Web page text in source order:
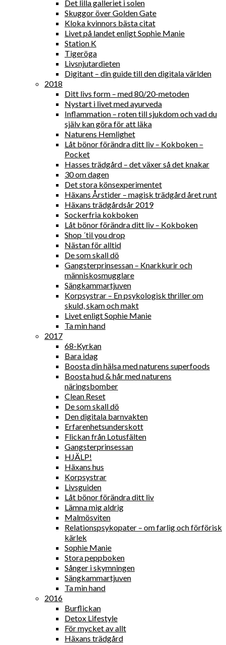
Det lilla galleriet i solen
Skuggor över Golden Gate
Kloka kvinnors bästa citat
Livet på landet enligt Sophie Manie
Station K
Tigeröga
Livsnjutardieten
Digitant – din guide till den digitala världen
2018
Ditt livs form – med 80/20-metoden
Nystart i livet med ayurveda
Inflammation – roten till sjukdom och vad du
själv kan göra för att läka
Naturens Hemlighet
Låt bönor förändra ditt liv – Kokboken –
Pocket
Hasses trädgård – det växer så det knakar
30 om dagen
Det stora könsexperimentet
Häxans Årstider – magisk trädgård året runt
Häxans trädgårdsår 2019
Sockerfria kokboken
Låt bönor förändra ditt liv – Kokboken
Shop ´til you drop
Nästan för alltid
De som skall dö
Gangsterprinsessan – Knarkkurir och
människosmugglare
Sängkammartjuven
Korpsystrar – En psykologisk thriller om
skuld, skam och makt
Livet enligt Sophie Manie
Ta min hand
2017
68-Kyrkan
Bara idag
Boosta din hälsa med naturens superfoods
Boosta hud & hår med naturens
näringsbomber
Clean Reset
De som skall dö
Den digitala barnvakten
Erfarenhetsunderskott
Flickan från Lotusfälten
Gangsterprinsessan
HJÄLP!
Häxans hus
Korpsystrar
Livsguiden
Låt bönor förändra ditt liv
Lämna mig aldrig
Malmösviten
Relationspsykopater – om farlig och förförisk
kärlek
Sophie Manie
Stora peppboken
Sånger i skymningen
Sängkammartjuven
Ta min hand
2016
Burflickan
Detox Lifestyle
För mycket av allt
Häxans trädgård